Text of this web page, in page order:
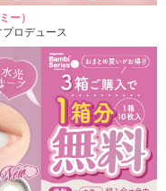
ー）
ロデュース